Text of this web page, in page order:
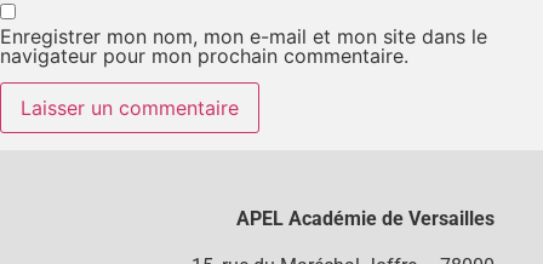
Enregistrer mon nom, mon e-mail et mon site dans le
navigateur pour mon prochain commentaire.
APEL Académie de Versailles